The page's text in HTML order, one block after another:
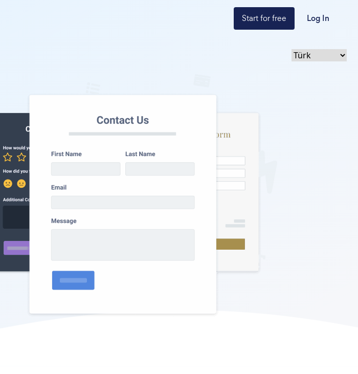
Start for free Log In